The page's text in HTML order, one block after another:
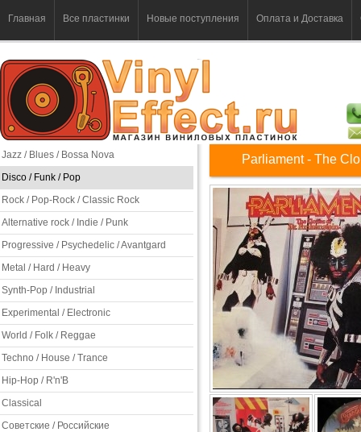
Главная Все пластинки Новые поступления Оплата и Доставка
Jazz / Blues / Bossa Nova
Disco / Funk / Pop
Rock / Pop-Rock / Classic Rock
Alternative rock / Indie / Punk
Progressive / Psychedelic / Avantgard
Metal / Hard / Heavy
Synth-Pop / Industrial
Experimental / Electronic
World / Folk / Reggae
Techno / House / Trance
Hip-Hop / R'n'B
Classical
Советские / Российские
Parliament - The